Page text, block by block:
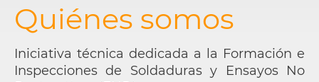
Quiénes somos
Iniciativa técnica dedicada a la Formación e
Inspecciones de Soldaduras y Ensayos No